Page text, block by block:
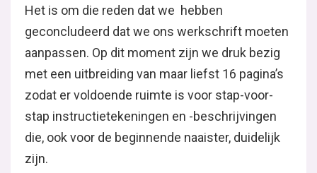
Het is om die reden dat we hebben
geconcludeerd dat we ons werkschrift moeten
aanpassen. Op dit moment zijn we druk bezig
met een uitbreiding van maar liefst 16 pagina’s
zodat er voldoende ruimte is voor stap-voor-
stap instructietekeningen en -beschrijvingen
die, ook voor de beginnende naaister, duidelijk
zijn.